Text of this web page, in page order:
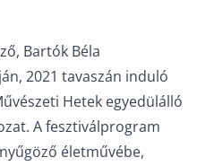
Bartók Béla
2021 tavaszán induló
Hetek egyedülálló
A fesztiválprogram
életművébe,